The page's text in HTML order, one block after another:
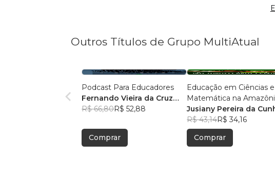
Outros Títulos de Grupo MultiAtual
Podcast Para Educadores
Fernando Vieira da Cruz
(Fernandinho Cruz)
R$ 66,80R$ 52,88
Comprar
Educação em Ciências e
Matemática na
Legal: Pesquisas e
Pedagógicas
Jusiany Pereira da
dos Santos
R$ 43,14R$ 34,16
Comprar